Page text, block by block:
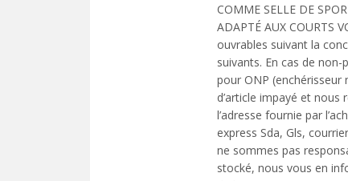
COMME SELLE DE
ADAPTÉ AUX COURTS
ouvrables suivant la
suivants. En cas de
pour ONP
d’article impayé et
l’adresse fournie par
express Sda, Gls,
ne sommes pas
stocké, nous vous en